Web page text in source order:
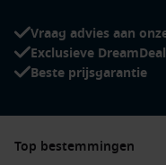
Verken het Suez-
leren over dit
uitzicht op de
kopen en de
Vraag advies aan
Exclusieve
Beste prijsgarantie
Top bestemmingen